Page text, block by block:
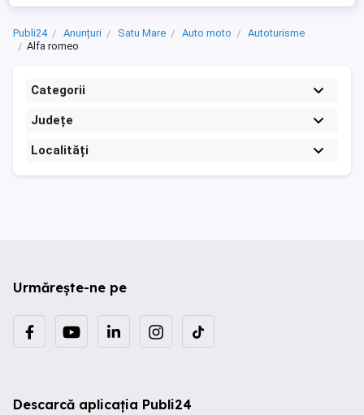
Full Europa ...
Publi24 Anunțuri Satu Mare Auto moto
Autoturisme
Alfa romeo
Categorii
Județe
Localități
Urmărește-ne pe
Descarcă aplicația Publi24